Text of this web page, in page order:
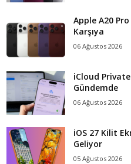
Apple A20
Karşıya
06 Ağustos 2026
iCloud Private
Gündemde
06 Ağustos 2026
iOS 27 Kilit
Geliyor
05 Ağustos 2026